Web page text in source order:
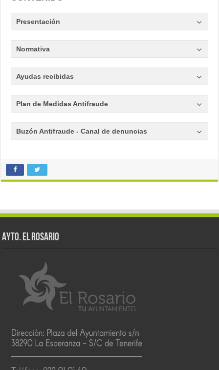
Presentación
Normativa
Ayudas recibidas
Plan de Medidas Antifraude
Buzón Antifraude - Canal de denuncias
AYTO. EL ROSARIO